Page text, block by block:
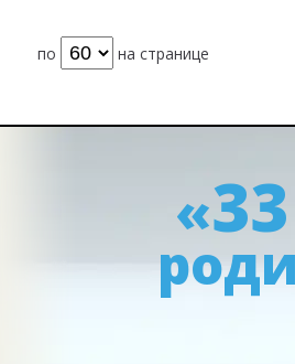
по на странице
«33